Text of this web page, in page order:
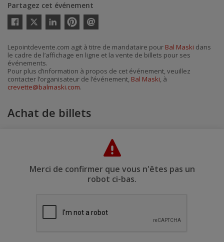
Partagez cet événement
Twitter
courriel
Lepointdevente.com agit à titre de mandataire pour Bal Maski dans
le cadre de l’affichage en ligne et la vente de billets pour ses
événements.
Pour plus d’information à propos de cet événement, veuillez
contacter l’organisateur de l’événement, Bal Maski, à
crevette@balmaski.com.
Achat de billets
Merci de confirmer que vous n'êtes pas un
robot ci-bas.